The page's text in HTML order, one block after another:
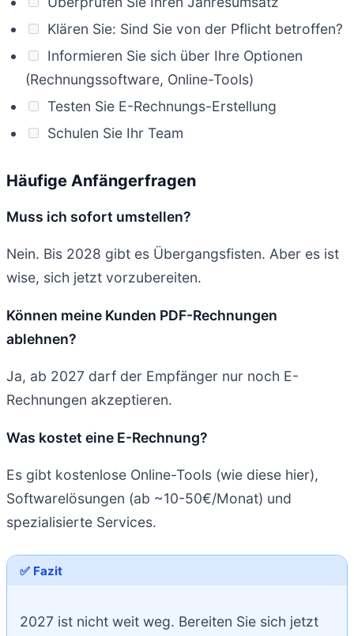
Klären Sie: Sind Sie von der Pflicht betroffen?
Informieren Sie sich über Ihre Optionen
(Rechnungssoftware, Online-Tools)
Testen Sie E-Rechnungs-Erstellung
Schulen Sie Ihr Team
Häufige Anfängerfragen
Muss ich sofort umstellen?
Nein. Bis 2028 gibt es Übergangsfisten. Aber es ist
wise, sich jetzt vorzubereiten.
Können meine Kunden PDF-Rechnungen
ablehnen?
Ja, ab 2027 darf der Empfänger nur noch E-
Rechnungen akzeptieren.
Was kostet eine E-Rechnung?
Es gibt kostenlose Online-Tools (wie diese hier),
Softwarelösungen (ab ~10-50€/Monat) und
spezialisierte Services.
✅ Fazit
2027 ist nicht weit weg. Bereiten Sie sich jetzt